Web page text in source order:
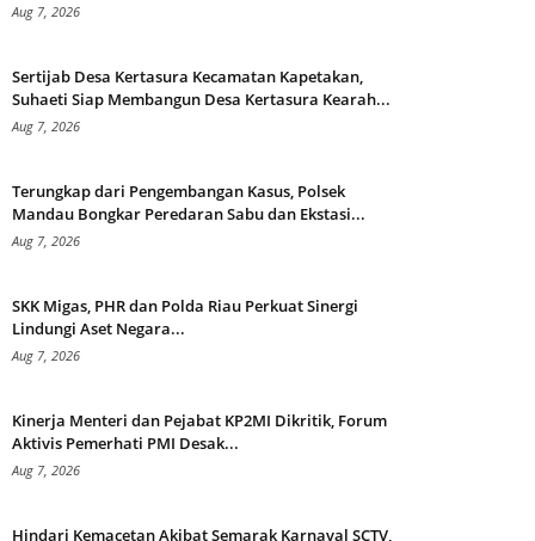
Aug 7, 2026
Sertijab Desa Kertasura Kecamatan Kapetakan,
Suhaeti Siap Membangun Desa Kertasura Kearah...
Aug 7, 2026
Terungkap dari Pengembangan Kasus, Polsek
Mandau Bongkar Peredaran Sabu dan Ekstasi...
Aug 7, 2026
SKK Migas, PHR dan Polda Riau Perkuat Sinergi
Lindungi Aset Negara...
Aug 7, 2026
Kinerja Menteri dan Pejabat KP2MI Dikritik, Forum
Aktivis Pemerhati PMI Desak...
Aug 7, 2026
Hindari Kemacetan Akibat Semarak Karnaval SCTV,